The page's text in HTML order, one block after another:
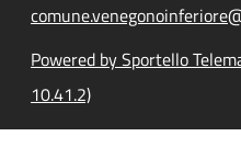
Powered by Sportello
10.41.2)